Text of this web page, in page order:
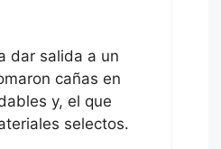
dar salida a un
cañas en
y, el que
selectos.